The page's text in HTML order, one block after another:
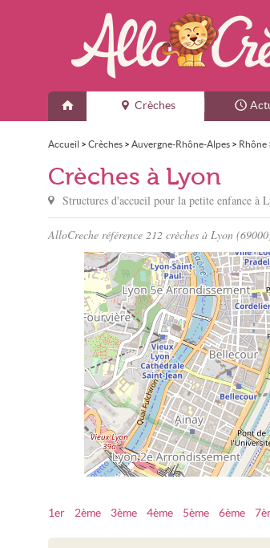
Crèches
Accueil > Crèches > Auvergne-Rhône-Alpes > Rhône
Crèches à Lyon
Structures d'accueil pour la petite enfance à
AlloCreche référence 212 crèches à Lyon
Crèche Lyon
1er 2ème 3ème 4ème 5ème 6ème